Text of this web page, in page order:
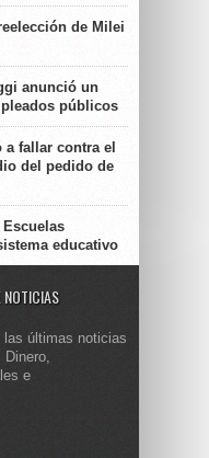
de Milei
anunció un
públicos
a fallar contra el
del pedido de
educativo
NOTICIAS
las últimas noticias
e